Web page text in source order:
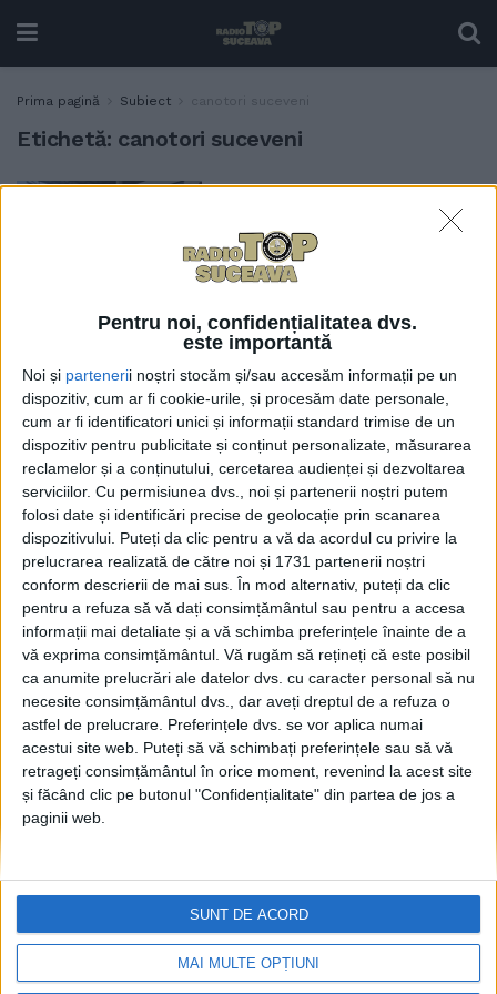
Pentru noi, confidențialitatea dvs.
este importantă
Noi și partenerii noștri stocăm și/sau accesăm informații pe un
dispozitiv, cum ar fi cookie-urile, și procesăm date personale,
cum ar fi identificatori unici și informații standard trimise de un
dispozitiv pentru publicitate și conținut personalizate, măsurarea
reclamelor și a conținutului, cercetarea audienței și dezvoltarea
serviciilor. Cu permisiunea dvs., noi și partenerii noștri putem
folosi date și identificări precise de geolocație prin scanarea
dispozitivului. Puteți da clic pentru a vă da acordul cu privire la
prelucrarea realizată de către noi și 1731 partenerii noștri
conform descrierii de mai sus. În mod alternativ, puteți da clic
pentru a refuza să vă dați consimțământul sau pentru a accesa
informații mai detaliate și a vă schimba preferințele înainte de a
vă exprima consimțământul. Vă rugăm să rețineți că este posibil
ca anumite prelucrări ale datelor dvs. cu caracter personal să nu
necesite consimțământul dvs., dar aveți dreptul de a refuza o
astfel de prelucrare. Preferințele dvs. se vor aplica numai
acestui site web. Puteți să vă schimbați preferințele sau să vă
retrageți consimțământul în orice moment, revenind la acest site
și făcând clic pe butonul "Confidențialitate" din partea de jos a
paginii web.
MAI MULTE OPȚIUNI
SUNT DE ACORD
Prima pagină Subiect canotori suceveni
Etichetă: canotori suceveni
Campioana olimpică la
Iubesc Bucovina, iubesc
Suceava. Contează fiecare
pe care o primești. Eu le
mulțumesc sucevenilor
foarte mult și le sînt
recunoscătoare pentru tot
9 SEPTEMBRIE, 2024
ACTUALITATE
30.000 de lei, pentru soții
Cozmiuc, pentru întreaga
lor carieră sportivă, din
partea Primăriei Suceava.
Cei doi canotori s-au retras
din activitate
25 AUGUST, 2024
TABLETA ZILEI
Olimpicii suceveni nu au
fumuri, în schimb au
bătături în palme
23 AUGUST, 2024
LPS Suceava vrea să invite
suceveni participanți la
Olimpiada de la Paris